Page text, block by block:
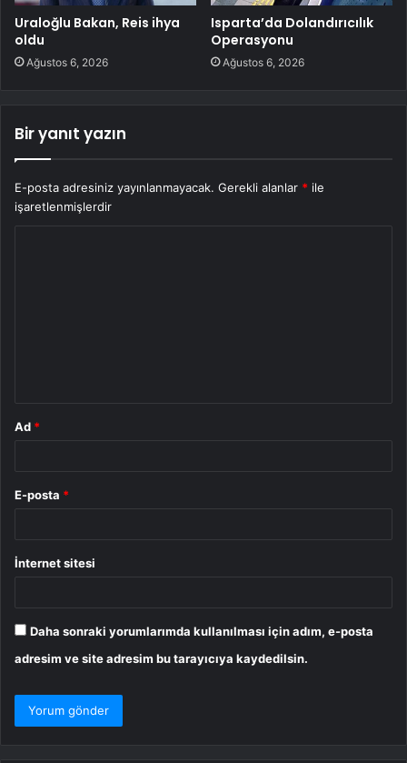
Uraloğlu Bakan, Reis ihya
oldu
Ağustos 6, 2026
Isparta’da Dolandırıcılık
Operasyonu
Ağustos 6, 2026
Bir yanıt yazın
E-posta adresiniz yayınlanmayacak. Gerekli alanlar * ile
işaretlenmişlerdir
Ad *
E-posta *
İnternet sitesi
Daha sonraki yorumlarımda kullanılması için adım, e-posta
adresim ve site adresim bu tarayıcıya kaydedilsin.